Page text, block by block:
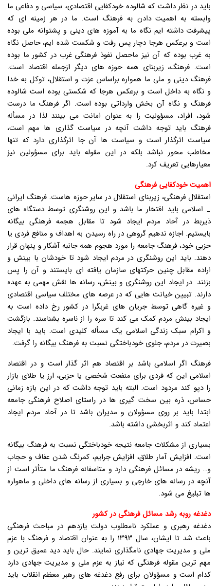
باید در نظر داشت که شالوده خودکفایی اقتصادی، سیاسی و دفاعی ما
وابسته به اهمیت دادن به فرهنگ است. ما در هر زمینه ای که
پیشرفت داشته ایم نگاه ما به آموزه های دینی و پشتوانه ملی بوده
است و برعکس هرجا دچار پس رفت و شکست شده ایم، حاصل نگاه
به غرب بوده که آن نیز ماحصل نفوذ فرهنگی غرب در کشور ما بوده
است. فرهنگ، زیربنای همه حوزه های دیگر ازجمله اقتصاد است.
فرهنگ دینی و ملی ما همواره براساس عزت و استقلال، توکل به خدا
و نگاه به داخل است و برعکس هرجا که شکستی بوده است شالوده
فرهنگ و نگاه آن بخش وارداتی بوده است. اگر فرهنگ ما درست
شود، افراد، مسؤولیت را به عنوان امانت می بینند لذا در مسأله
فرهنگ باید توجه داشت آنچه در سیاست گذاری ها مهم است،
سیاست اثرگذار است و سیاست ها آن جا اثرگذاری دارد که تنها
مخاطب محور نباشد بلکه در این مقوله باید برای مسؤولین نیز
معیارهایی تعریف کرد.
اهمیت خودکفایی فرهنگی
استقلال فرهنگی، زیربنای استقلال در سایر حوزه هاست. فرهنگ ایرانی
_ اسلامی باید افتخار ما باشد و این روشنگری توسط دستگاه های
ذیربط در آحاد مردم ایجاد شود تا مقابل هجمه فرهنگی بیگانه
بایستیم. اجازه ندهیم گروهی در راه رسیدن به اهداف و منافع فردی یا
حزبی خود، فرهنگ جامعه را مورد هجوم همه جانبه آشکار و پنهان قرار
دهند. باید این روشنگری در مردم ایجاد شود تا خودشان با بینش و
اراده مقابل چنین حرکتهای سازمان یافته ای بایستند و آن را پس
بزنند. در ایجاد این روشنگری و بینش، رسانه ها نقش مهمی به عهده
دارند. تبیین خیانت هایی که در عرصه های مختلف سیاسی اقتصادی
و غیره گاهی توسط جریان های غربگرا در کشور رخ داده است به
ایجاد بینش مردم کمک می کند تا سره را از ناسره بشناسند. بازگشت
و اکرام سبک زندگی اسلامی یک مسأله کلیدی است. باید با ایجاد
بصیرت در مردم، جلوی خودباختگی نسبت به فرهنگ بیگانه را گرفت.
فرهنگ اگر اسلامی باشد بر اقتصاد هم اثر گذار است و در اقتصاد
اسلامی این که فردی برای منفعت شخصی یا حزبی، ارز یا طلای بازار
را دپو کند مردود است. البته باید توجه داشت که در این بازه زمانی
حساس، ذره بین سخت گیری ها در راستای اصلاح فرهنگی جامعه
ابتدا باید بر روی مسؤولان و مدیران باشد تا در آحاد مردم ایجاد
اعتماد کند و اثربخشی داشته باشد.
بسیاری از مشکلات جامعه نتیجه خودباختگی نسبت به فرهنگ بیگانه
است. افزایش آمار طلاق، افزایش جرایم، کمرنگ شدن عفاف و حجاب
و… ریشه در مسائل فرهنگی دارد و متاسفانه فرهنگ ما متأثر است از
آنچه در رسانه های خارجی و بسیاری از رسانه های داخلی و ماهواره
ها تبلیغ می شود.
دغدغه روبه رشد مسائل فرهنگی در کشور
دغدغه رهبری و عملکرد نامطلوب دولت یازدهم در مباحث فرهنگی
باعث شد تا ایشان، سال ۱۳۹۳ را به عنوان اقتصاد و فرهنگ با عزم
ملی و مدیریت جهادی نامگذاری نمایند. حال باید دید عمیق ترین و
مهم ترین مقوله فرهنگی که نیاز به عزم ملی و مدیریت جهادی دارد
کدام است و مسؤولان برای رفع دغدغه های رهبر معظم انقلاب باید